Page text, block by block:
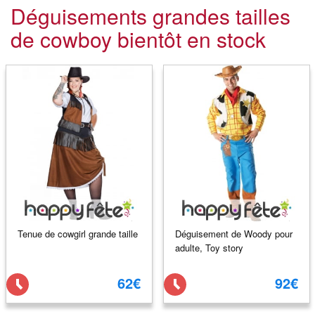
Déguisements grandes tailles
de cowboy bientôt en stock
Tenue de cowgirl grande taille
62€
Déguisement de Woody pour
adulte, Toy story
92€